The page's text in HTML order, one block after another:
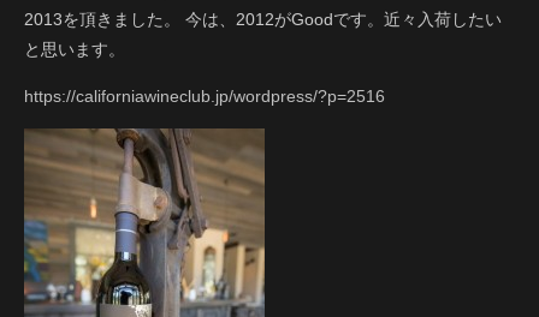
2013を頂きました。 今は、2012がGoodです。近々入荷したい
と思います。
https://californiawineclub.jp/wordpress/?p=2516